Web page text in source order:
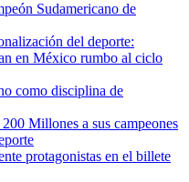
Sudamericano de
del deporte:
en México rumbo al ciclo
como disciplina de
Millones a sus campeones
protagonistas en el billete